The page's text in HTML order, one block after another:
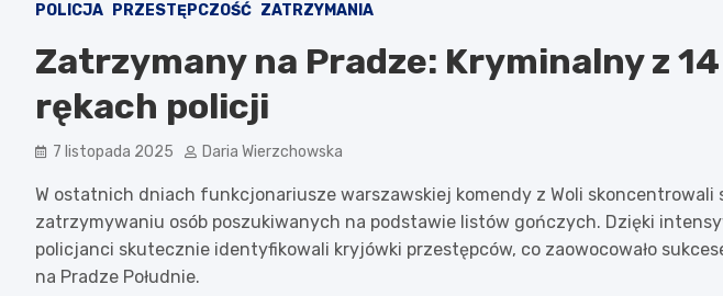
POLICJA PRZESTĘPCZOŚĆ ZATRZYMANIA
Zatrzymany na Pradze: Kryminalny z
rękach policji
7 listopada 2025 Daria Wierzchowska
W ostatnich dniach funkcjonariusze warszawskiej komendy z Woli skoncentrowali
zatrzymywaniu osób poszukiwanych na podstawie listów gończych. Dzięki
policjanci skutecznie identyfikowali kryjówki przestępców, co zaowocowało
na Pradze Południe.